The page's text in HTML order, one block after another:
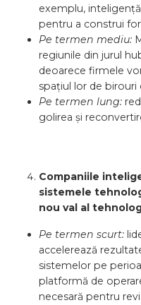
exemplu,
pentru a construi
Pe termen mediu:
regiunile din jurul
deoarece firmele
spațiul lor de birouri
Pe termen lung:
golirea și
Companiile
sistemele
nou val al
Pe termen scurt:
accelerează
sistemelor pe
platformă de
necesară pentru